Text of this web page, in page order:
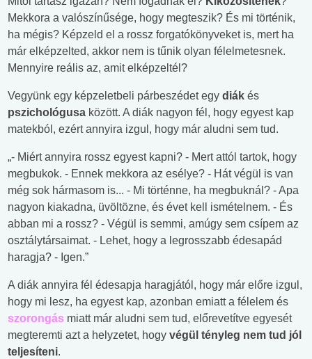
Mekkora a valószínűsége, hogy megteszik? És mi történik,
ha mégis? Képzeld el a rossz forgatókönyveket is, mert ha
már elképzelted, akkor nem is tűnik olyan félelmetesnek.
Mennyire reális az, amit elképzeltél?
Vegyünk egy képzeletbeli párbeszédet egy diák és
pszichológusa között. A diák nagyon fél, hogy egyest kap
matekból, ezért annyira izgul, hogy már aludni sem tud.
„- Miért annyira rossz egyest kapni? - Mert attól tartok, hogy
megbukok. - Ennek mekkora az esélye? - Hát végül is van
még sok hármasom is... - Mi történne, ha megbuknál? - Apa
nagyon kiakadna, üvöltözne, és évet kell ismételnem. - És
abban mi a rossz? - Végül is semmi, amúgy sem csípem az
osztálytársaimat. - Lehet, hogy a legrosszabb édesapád
haragja? - Igen.”
A diák annyira fél édesapja haragjától, hogy már előre izgul,
hogy mi lesz, ha egyest kap, azonban emiatt a félelem és
szorongás miatt már aludni sem tud, előrevetítve egyesét
megteremti azt a helyzetet, hogy végül tényleg nem tud jól
teljesíteni.